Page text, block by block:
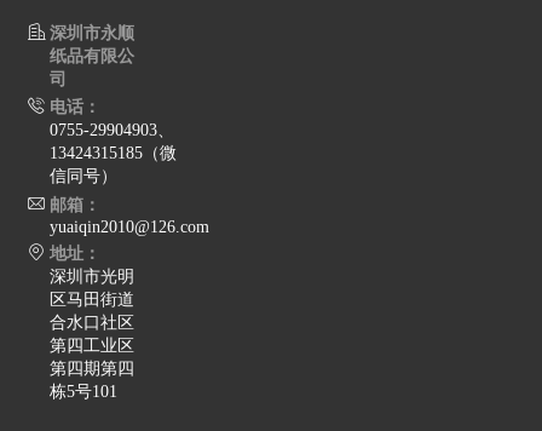
深圳市永顺
纸品有限公
司
电话：
0755-29904903、
13424315185（微
信同号）
邮箱：
yuaiqin2010@126.com
地址：
深圳市光明
区马田街道
合水口社区
第四工业区
第四期第四
栋5号101